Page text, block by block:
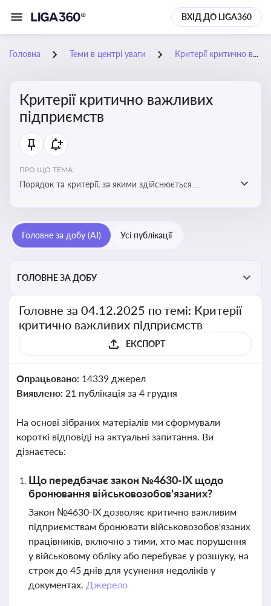
ВХІД ДО LIGA360
Головна Теми в центрі уваги Критерії критично важливих підприємств
Критерії критично важливих
підприємств
ПРО ЩО ТЕМА:
Порядок та критерії, за якими здійснюється
Головне за добу (AI) Усі публікації
ГОЛОВНЕ ЗА ДОБУ
Головне за 04.12.2025 по темі: Критерії
критично важливих підприємств
ЕКСПОРТ
Опрацьовано: 14339 джерел
Виявлено: 21 публікація за 4 грудня
На основі зібраних матеріалів ми сформували
короткі відповіді на актуальні запитання. Ви
дізнаєтесь:
Що передбачає закон №4630-IX щодо
бронювання військовозобов'язаних?
Закон №4630-IX дозволяє критично важливим
підприємствам бронювати військовозобов'язаних
працівників, включно з тими, хто має порушення
у військовому обліку або перебуває у розшуку, на
строк до 45 днів для усунення недоліків у
документах. Джерело